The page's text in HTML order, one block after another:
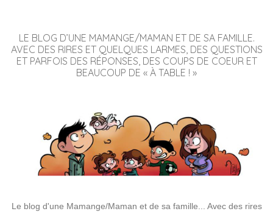
LE BLOG D’UNE MAMANGE/MAMAN ET DE SA FAMILLE.
AVEC DES RIRES ET QUELQUES LARMES, DES QUESTIONS
ET PARFOIS DES RÉPONSES, DES COUPS DE COEUR ET
BEAUCOUP DE « À TABLE ! »
Le blog d'une Mamange/Maman et de sa famille... Avec des rires